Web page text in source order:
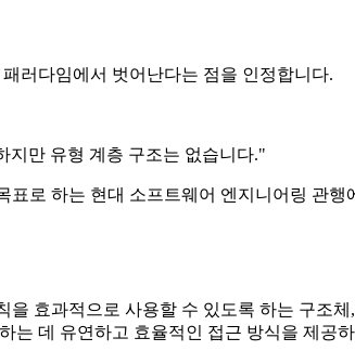
러다임에서 벗어난다는 점을 인정합니다.
지만 유형 계층 구조는 없습니다."
로 하는 현대 소프트웨어 엔지니어링 관
효과적으로 사용할 수 있도록 하는 구조
데 유연하고 효율적인 접근 방식을 제공